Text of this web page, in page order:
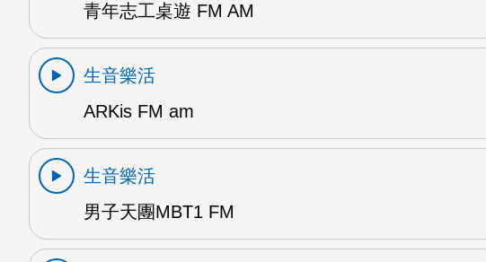
青年志工桌遊 FM AM
生音樂活
ARKis FM am
生音樂活
男子天團MBT1 FM